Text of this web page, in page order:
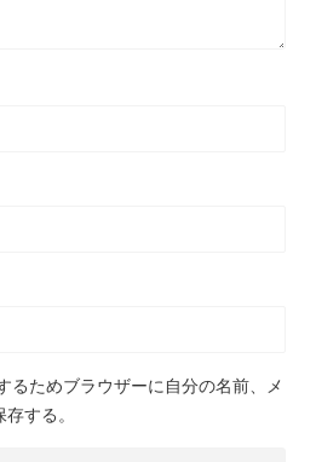
るためブラウザーに自分の名前、メ
する。